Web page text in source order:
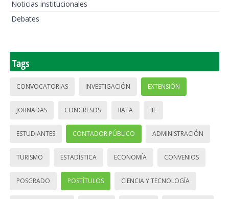
Noticias institucionales
Debates
Tags
CONVOCATORIAS INVESTIGACIÓN EXTENSIÓN
JORNADAS CONGRESOS IIATA IIE
ESTUDIANTES CONTADOR PÚBLICO ADMINISTRACIÓN
TURISMO ESTADÍSTICA ECONOMÍA CONVENIOS
POSGRADO POSTÍTULOS CIENCIA Y TECNOLOGÍA